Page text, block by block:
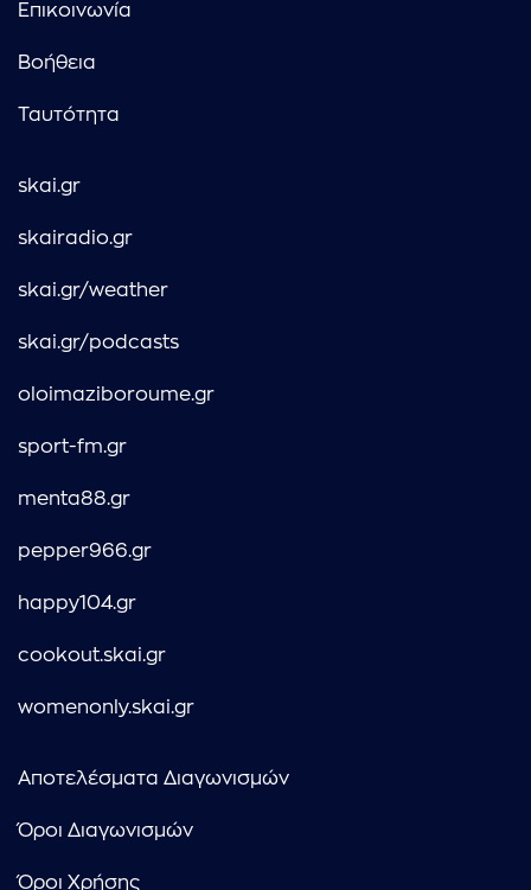
Επικοινωνία
Βοήθεια
Ταυτότητα
skai.gr
skairadio.gr
skai.gr/weather
skai.gr/podcasts
oloimaziboroume.gr
sport-fm.gr
menta88.gr
pepper966.gr
happy104.gr
cookout.skai.gr
womenonly.skai.gr
Αποτελέσματα Διαγωνισμών
Όροι Διαγωνισμών
Όροι Χρήσης